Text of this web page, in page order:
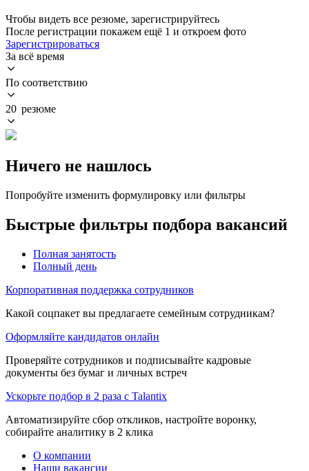
Чтобы видеть все резюме, зарегистрируйтесь
После регистрации покажем ещё 1 и откроем фото
Зарегистрироваться
За всё время
По соответствию
20 резюме
Ничего не нашлось
Попробуйте изменить формулировку или фильтры
Быстрые фильтры подбора вакансий
Полная занятость
Полный день
Корпоративная поддержка сотрудников
Какой соцпакет вы предлагаете семейным сотрудникам?
Оформляйте кандидатов онлайн
Проверяйте сотрудников и подписывайте кадровые
документы без бумаг и личных встреч
Ускорьте подбор в 2 раза с Talantix
Автоматизируйте сбор откликов, настройте воронку,
собирайте аналитику в 2 клика
О компании
Наши вакансии